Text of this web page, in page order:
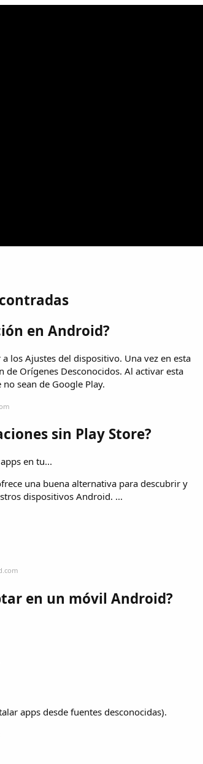
en Android?
los Ajustes del dispositivo. Una vez en esta
Orígenes Desconocidos. Al activar esta
sean de Google Play.
sin Play Store?
en tu...
una buena alternativa para descubrir y
dispositivos Android. ...
en un móvil Android?
apps desde fuentes desconocidas).